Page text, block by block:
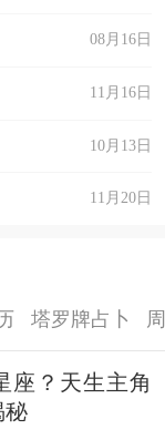
08月16日
11月16日
10月13日
11月20日
塔罗牌占卜
座？天生主角
秘